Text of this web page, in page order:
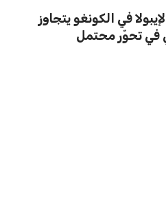
في الكونغو يتجاوز
في تحوّر محتمل